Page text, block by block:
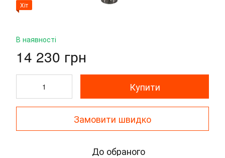
Хіт
В наявності
14 230 грн
Купити
Замовити швидко
До обраного